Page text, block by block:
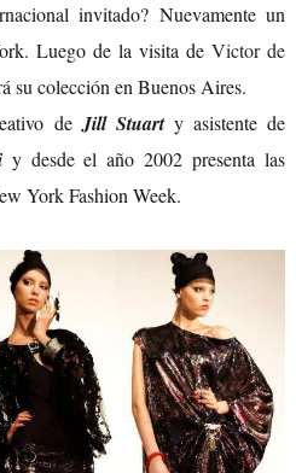
invitado? Nuevamente un
Luego de la visita deVictor de
su colección en Buenos Aires.
deJill Stuarty asistente de
y desde el año 2002 presenta las
York Fashion Week.